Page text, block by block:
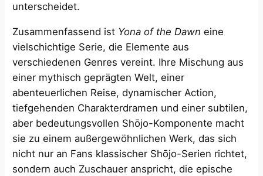
unterscheidet.
Zusammenfassend ist Yona of the Dawn eine
vielschichtige Serie, die Elemente aus
verschiedenen Genres vereint. Ihre Mischung aus
einer mythisch geprägten Welt, einer
abenteuerlichen Reise, dynamischer Action,
tiefgehenden Charakterdramen und einer subtilen,
aber bedeutungsvollen Shōjo-Komponente macht
sie zu einem außergewöhnlichen Werk, das sich
nicht nur an Fans klassischer Shōjo-Serien richtet,
sondern auch Zuschauer anspricht, die epische